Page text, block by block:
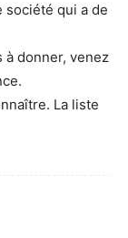
société qui a de
à donner, venez
La liste